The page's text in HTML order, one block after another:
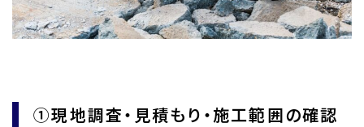
①現地調査・見積もり・施工範囲の確認